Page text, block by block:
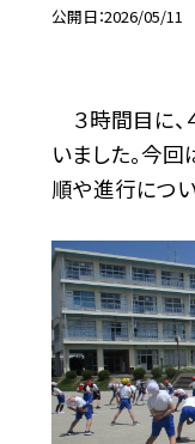
公開日 2026/05/11
３時間目に、
いました。今
順や進行につ